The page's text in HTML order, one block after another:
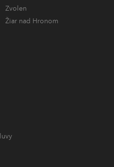
Zvolen
Žiar nad Hronom